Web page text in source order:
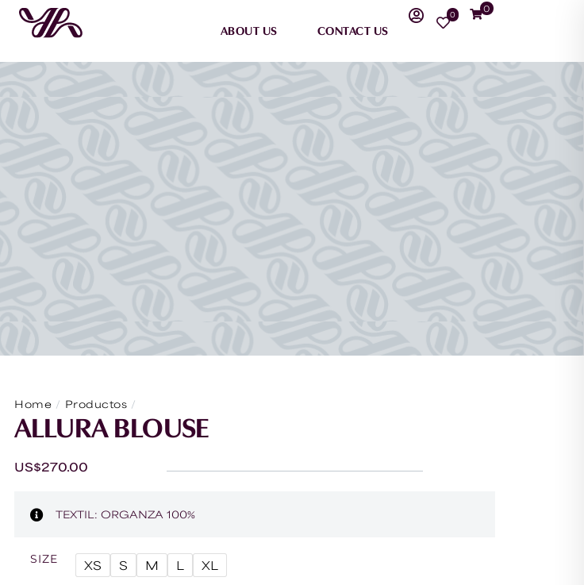
ABOUT US CONTACT US
0
0
Home / Productos /
ALLURA BLOUSE
US$270.00
TEXTIL: ORGANZA 100%
SIZE XS S M L XL